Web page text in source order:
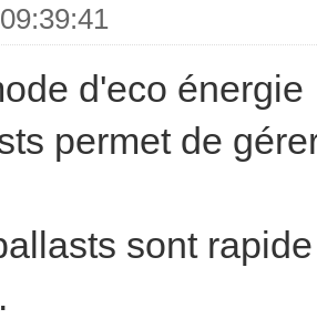
d'eco
permet de
sont